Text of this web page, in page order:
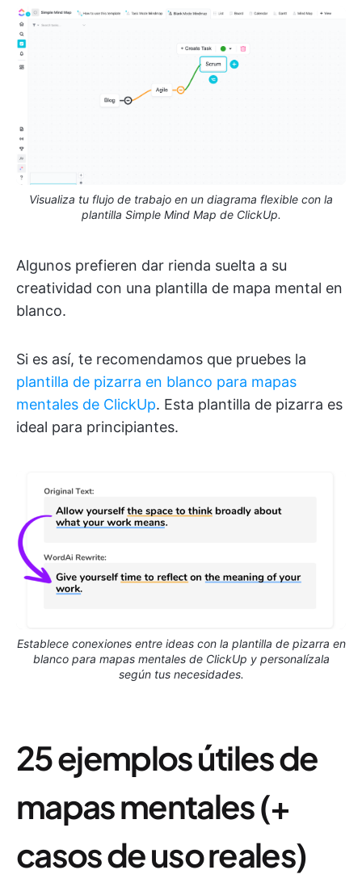
Visualiza tu flujo de trabajo en un diagrama flexible con la
plantilla Simple Mind Map de ClickUp.
Algunos prefieren dar rienda suelta a su
creatividad con una plantilla de mapa mental en
blanco.
Si es así, te recomendamos que pruebes la
plantilla de pizarra en blanco para mapas
mentales de ClickUp. Esta plantilla de pizarra es
ideal para principiantes.
Establece conexiones entre ideas con la plantilla de pizarra en
blanco para mapas mentales de ClickUp y personalízala
según tus necesidades.
25 ejemplos útiles de
mapas mentales (+
casos de uso reales)